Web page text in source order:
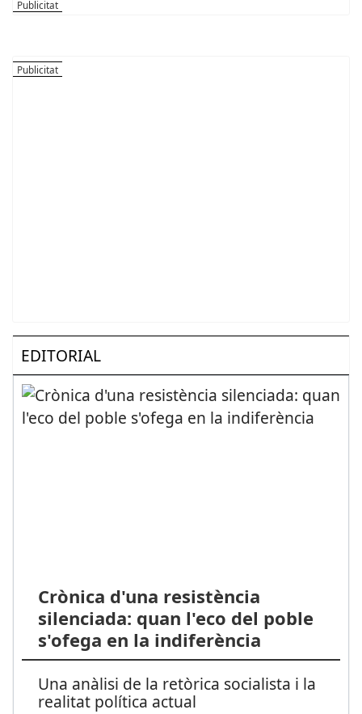
EDITORIAL
Crònica d'una resistència
silenciada: quan l'eco del poble
s'ofega en la indiferència
Una anàlisi de la retòrica socialista i la
realitat política actual